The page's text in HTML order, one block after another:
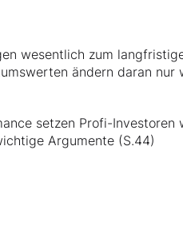
wesentlich zum
ändern daran nur
setzen Profi-Investoren
Argumente (S.44)